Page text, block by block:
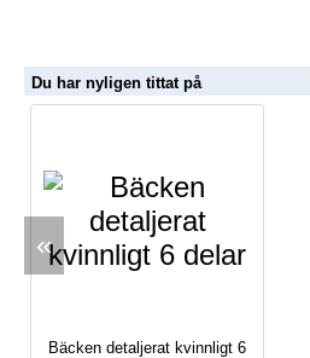
Du har nyligen tittat på
«
Bäcken detaljerat kvinnligt 6